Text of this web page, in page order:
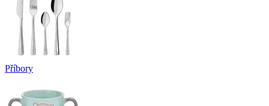
Příbory